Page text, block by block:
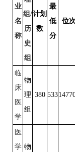
业
名
称
组/
历
史
组
计划
数
最
低
分
位次
临
床
医
学
物
理
组
380 533
医
学 物